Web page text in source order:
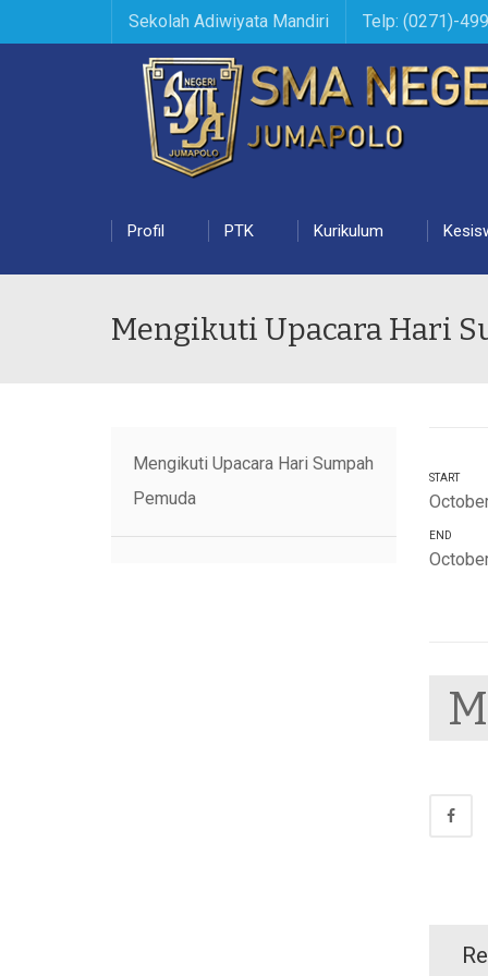
Sekolah Adiwiyata Mandiri Telp: (0271)-
Profil PTK Kurikulum
Mengikuti Upacara Hari
Mengikuti Upacara Hari Sumpah
Pemuda
START
END
M